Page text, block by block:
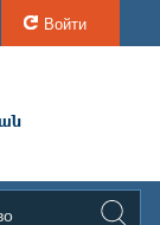
Войти